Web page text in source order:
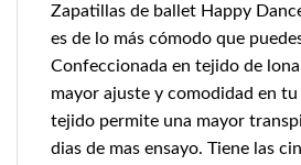
Zapatillas de ballet Happy
es de lo más cómodo que
Confeccionada en tejido de
mayor ajuste y comodidad en tu
tejido permite una mayor
dias de mas ensayo. Tiene las